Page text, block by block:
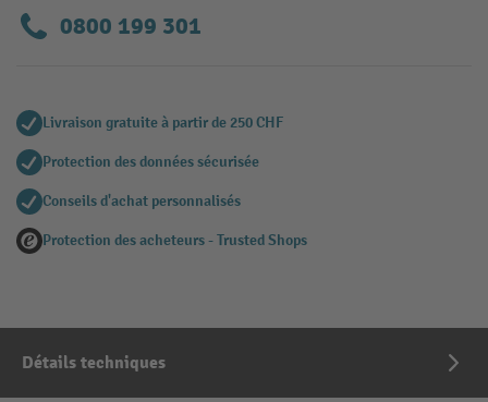
0800 199 301
Livraison gratuite à partir de 250 CHF
Protection des données sécurisée
Conseils d'achat personnalisés
Protection des acheteurs - Trusted Shops
Détails techniques